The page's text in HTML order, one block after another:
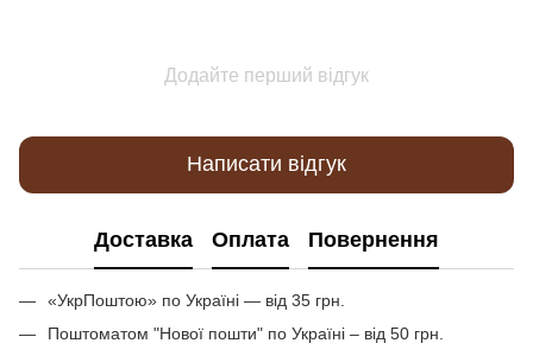
Додайте перший відгук
Написати відгук
Доставка Оплата Повернення
«УкрПоштою» по Україні — від 35 грн.
Поштоматом "Нової пошти" по Україні – від 50 грн.